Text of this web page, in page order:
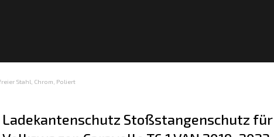
Stahl, Chrom, Poliert
Ladekantenschutz Stoßstangenschutz für